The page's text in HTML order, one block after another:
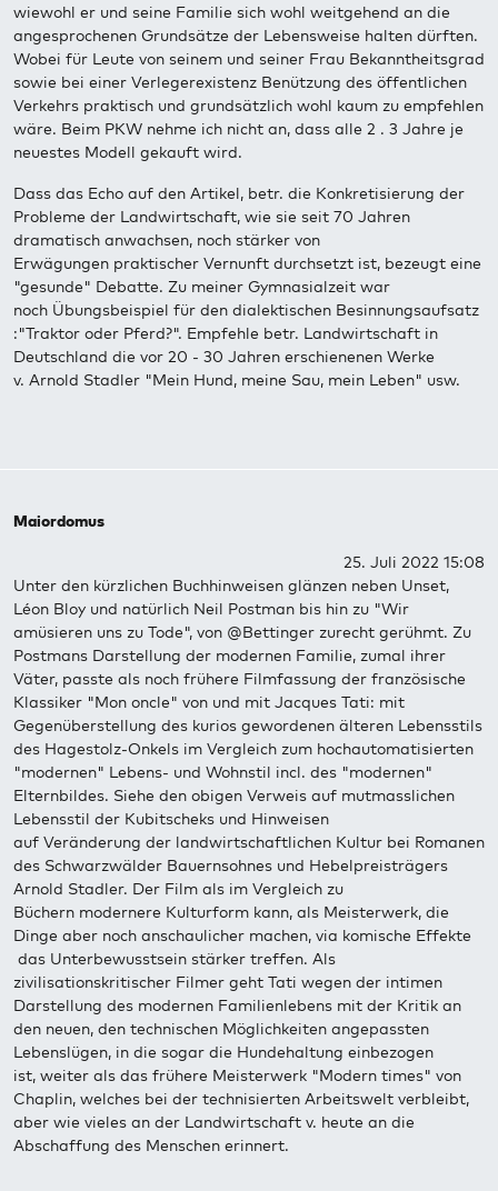
wiewohl er und seine Familie sich wohl weitgehend an die
angesprochenen Grundsätze der Lebensweise halten dürften.
Wobei für Leute von seinem und seiner Frau Bekanntheitsgrad
sowie bei einer Verlegerexistenz Benützung des öffentlichen
Verkehrs praktisch und grundsätzlich wohl kaum zu empfehlen
wäre. Beim PKW nehme ich nicht an, dass alle 2 . 3 Jahre je
neuestes Modell gekauft wird.
Dass das Echo auf den Artikel, betr. die Konkretisierung der
Probleme der Landwirtschaft, wie sie seit 70 Jahren
dramatisch anwachsen, noch stärker von
Erwägungen praktischer Vernunft durchsetzt ist, bezeugt eine
"gesunde" Debatte. Zu meiner Gymnasialzeit war
noch Übungsbeispiel für den dialektischen Besinnungsaufsatz
:"Traktor oder Pferd?". Empfehle betr. Landwirtschaft in
Deutschland die vor 20 - 30 Jahren erschienenen Werke
v. Arnold Stadler "Mein Hund, meine Sau, mein Leben" usw.
Maiordomus
25. Juli 2022 15:08
Unter den kürzlichen Buchhinweisen glänzen neben Unset,
Léon Bloy und natürlich Neil Postman bis hin zu "Wir
amüsieren uns zu Tode", von @Bettinger zurecht gerühmt. Zu
Postmans Darstellung der modernen Familie, zumal ihrer
Väter, passte als noch frühere Filmfassung der französische
Klassiker "Mon oncle" von und mit Jacques Tati: mit
Gegenüberstellung des kurios gewordenen älteren Lebensstils
des Hagestolz-Onkels im Vergleich zum hochautomatisierten
"modernen" Lebens- und Wohnstil incl. des "modernen"
Elternbildes. Siehe den obigen Verweis auf mutmasslichen
Lebensstil der Kubitscheks und Hinweisen
auf Veränderung der landwirtschaftlichen Kultur bei Romanen
des Schwarzwälder Bauernsohnes und Hebelpreisträgers
Arnold Stadler. Der Film als im Vergleich zu
Büchern modernere Kulturform kann, als Meisterwerk, die
Dinge aber noch anschaulicher machen, via komische Effekte
das Unterbewusstsein stärker treffen. Als
zivilisationskritischer Filmer geht Tati wegen der intimen
Darstellung des modernen Familienlebens mit der Kritik an
den neuen, den technischen Möglichkeiten angepassten
Lebenslügen, in die sogar die Hundehaltung einbezogen
ist, weiter als das frühere Meisterwerk "Modern times" von
Chaplin, welches bei der technisierten Arbeitswelt verbleibt,
aber wie vieles an der Landwirtschaft v. heute an die
Abschaffung des Menschen erinnert.